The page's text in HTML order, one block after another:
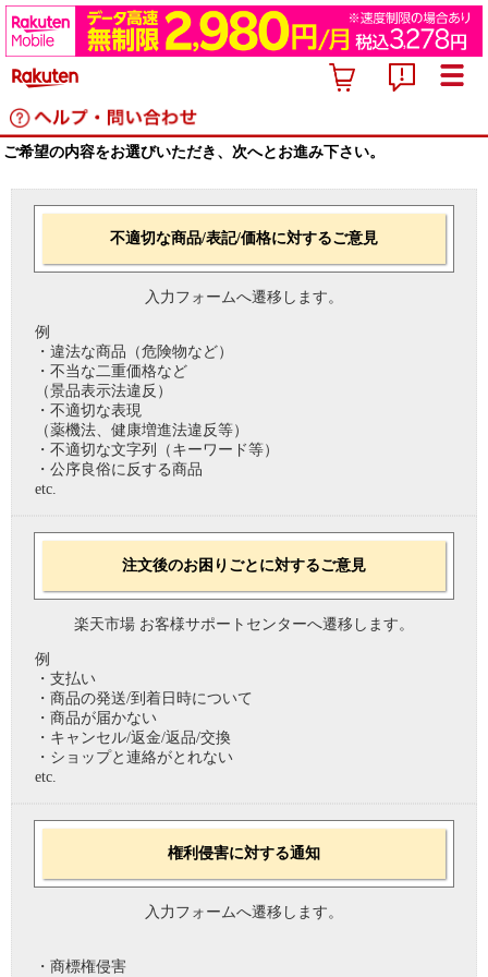
ご希望の内容をお選びいただき、次へとお進み下さい。
不適切な商品/表記/価格に対するご意見
入力フォームへ遷移します。
例
・違法な商品（危険物など）
・不当な二重価格など
（景品表示法違反）
・不適切な表現
（薬機法、健康増進法違反等）
・不適切な文字列（キーワード等）
・公序良俗に反する商品
etc.
注文後のお困りごとに対するご意見
楽天市場 お客様サポートセンターへ遷移します。
例
・支払い
・商品の発送/到着日時について
・商品が届かない
・キャンセル/返金/返品/交換
・ショップと連絡がとれない
etc.
権利侵害に対する通知
入力フォームへ遷移します。
・商標権侵害